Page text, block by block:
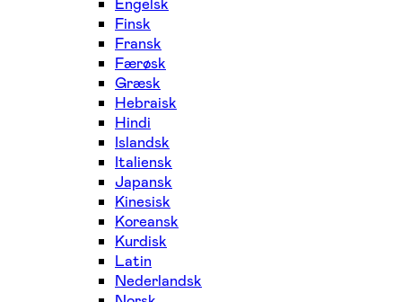
Finsk
Fransk
Færøsk
Græsk
Hebraisk
Hindi
Islandsk
Italiensk
Japansk
Kinesisk
Koreansk
Kurdisk
Latin
Nederlandsk